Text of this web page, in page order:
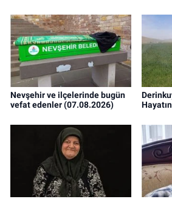
Nevşehir ve ilçelerinde bugün
vefat edenler (07.08.2026)